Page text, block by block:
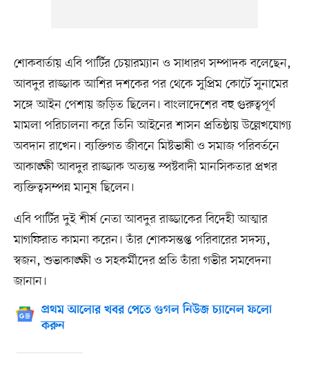
শোকবার্তায় এবি পার্টির চেয়ারম্যান ও সাধারণ সম্পাদক বলেছেন,
আবদুর রাজ্জাক আশির দশকের পর থেকে সুপ্রিম কোর্টে সুনামের
সঙ্গে আইন পেশায় জড়িত ছিলেন। বাংলাদেশের বহু গুরুত্বপূর্ণ
মামলা পরিচালনা করে তিনি আইনের শাসন প্রতিষ্ঠায় উল্লেখযোগ্য
অবদান রাখেন। ব্যক্তিগত জীবনে মিষ্টভাষী ও সমাজ পরিবর্তনে
আকাঙ্ক্ষী আবদুর রাজ্জাক অত‍্যন্ত স্পষ্টবাদী মানসিকতার প্রখর
ব‍্যক্তিত্বসম্পন্ন মানুষ ছিলেন।
এবি পার্টির দুই শীর্ষ নেতা আবদুর রাজ্জাকের বিদেহী আত্মার
মাগফিরাত কামনা করেন। তাঁর শোকসন্তপ্ত পরিবারের সদস্য,
স্বজন, শুভাকাঙ্ক্ষী ও সহকর্মীদের প্রতি তাঁরা গভীর সমবেদনা
জানান।
প্রথম আলোর খবর পেতে গুগল নিউজ চ্যানেল ফলো
করুন